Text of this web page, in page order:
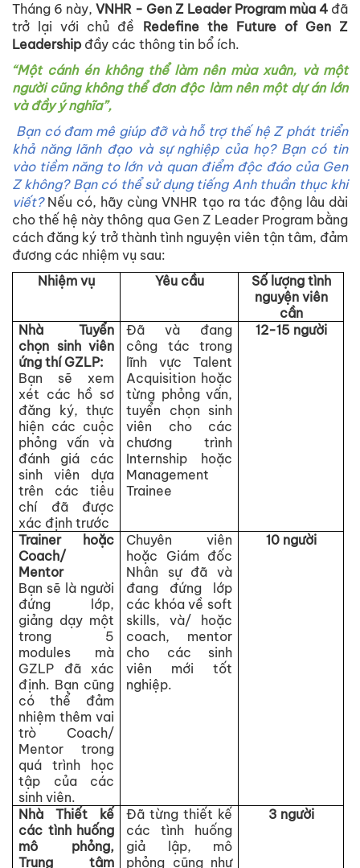
Tháng 6 này, VNHR - Gen Z Leader Program mùa 4 đã
trở lại với chủ đề Redefine the Future of Gen Z
Leadership đầy các thông tin bổ ích.
“Một cánh én không thể làm nên mùa xuân, và một
người cũng không thể đơn độc làm nên một dự án lớn
và đầy ý nghĩa”,
Bạn có đam mê giúp đỡ và hỗ trợ thế hệ Z phát triển
khả năng lãnh đạo và sự nghiệp của họ? Bạn có tin
vào tiềm năng to lớn và quan điểm độc đáo của Gen
Z không? Bạn có thể sử dụng tiếng Anh thuần thục khi
viết? Nếu có, hãy cùng VNHR tạo ra tác động lâu dài
cho thế hệ này thông qua Gen Z Leader Program bằng
cách đăng ký trở thành tình nguyện viên tận tâm, đảm
đương các nhiệm vụ sau:
Nhiệm vụ
Yêu cầu
Số lượng tình
nguyện viên
cần
Nhà Tuyển
chọn sinh viên
ứng thí GZLP:
Bạn sẽ xem
xét các hồ sơ
đăng ký, thực
hiện các cuộc
phỏng vấn và
đánh giá các
sinh viên dựa
trên các tiêu
chí đã được
xác định trước
Đã và đang
công tác trong
lĩnh vực Talent
Acquisition hoặc
từng phỏng vấn,
tuyển chọn sinh
viên cho các
chương trình
Internship hoặc
Management
Trainee
12-15 người
Trainer hoặc
Coach/
Mentor
Bạn sẽ là người
đứng lớp,
giảng dạy một
trong 5
modules mà
GZLP đã xác
định. Bạn cũng
có thể đảm
nhiệm thêm vai
trò Coach/
Mentor trong
quá trình học
tập của các
sinh viên.
Chuyên viên
hoặc Giám đốc
Nhân sự đã và
đang đứng lớp
các khóa về soft
skills, và/ hoặc
coach, mentor
cho các sinh
viên mới tốt
nghiệp.
10 người
Nhà Thiết kế
các tình huống
mô phỏng,
Trung tâm
Đã từng thiết kế
các tình huống
giả lập, mô
phỏng cũng như
3 người